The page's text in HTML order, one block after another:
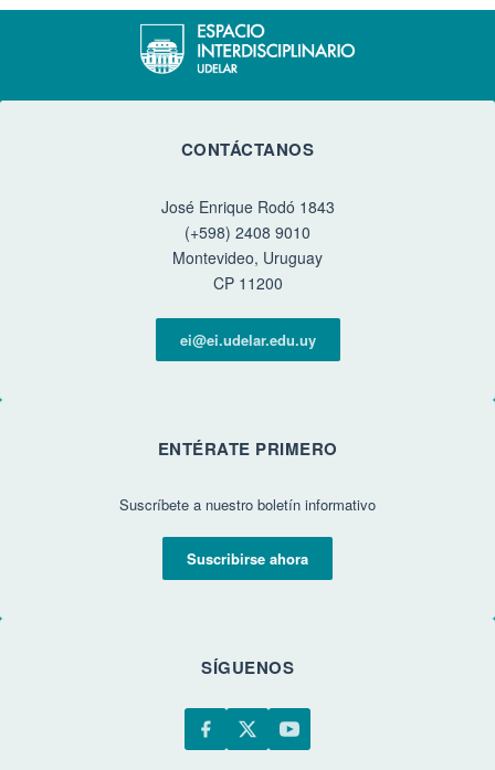
CONTÁCTANOS
José Enrique Rodó 1843
(+598) 2408 9010
Montevideo, Uruguay
CP 11200
ei@ei.udelar.edu.uy
ENTÉRATE PRIMERO
Suscríbete a nuestro boletín informativo
Suscribirse ahora
SÍGUENOS